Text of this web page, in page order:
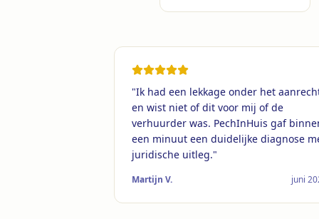
"Ik had een lekkage onder het
en wist niet of dit voor mij of de
verhuurder was. PechInHuis gaf
een minuut een duidelijke diagnose
juridische uitleg."
Martijn V. juni